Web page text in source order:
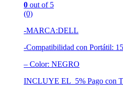
0 out of 5
(0)
-MARCA:DELL
-Compatibilidad con Portátil: 15
– Color: NEGRO
INCLUYE EL 5% Pago con